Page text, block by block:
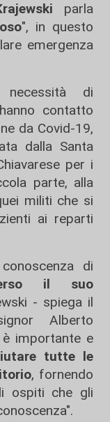
parla
", in questo
emergenza
necessità di
contatto
da Covid-19,
dalla Santa
per i
parte, alla
militi che si
ai reparti
di
il suo
- spiega il
Alberto
importante e
tutte le
, fornendo
ospiti che gli